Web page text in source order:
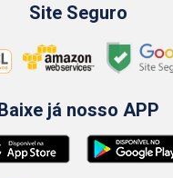
Site Seguro
já nosso APP